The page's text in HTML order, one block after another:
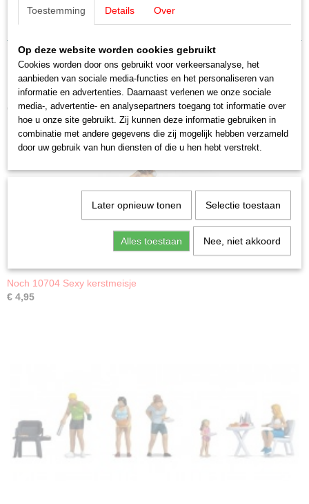
Schaal
H0 (1:87)
Nieuw
Bayern (3D master figuren)
Ook interessant
Noch 10704 Sexy kerstmeisje
€ 4,95
Toestemming Details Over
Op deze website worden cookies gebruikt
Cookies worden door ons gebruikt voor verkeersanalyse, het
aanbieden van sociale media-functies en het personaliseren van
informatie en advertenties. Daarnaast verlenen we onze sociale
media-, advertentie- en analysepartners toegang tot informatie over
hoe u onze site gebruikt. Zij kunnen deze informatie gebruiken in
combinatie met andere gegevens die zij mogelijk hebben verzameld
door uw gebruik van hun diensten of die u hen hebt verstrekt.
Later opnieuw tonen Selectie toestaan
Alles toestaan Nee, niet akkoord